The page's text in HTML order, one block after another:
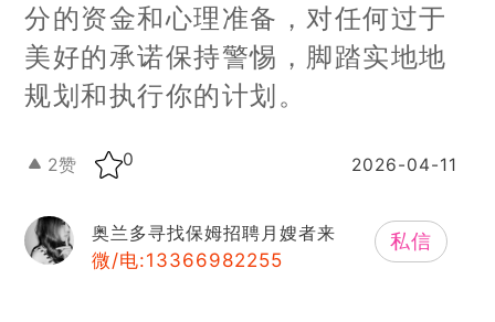
分的资金和心理准备，对任何过于
美好的承诺保持警惕，脚踏实地地
规划和执行你的计划。
2赞 0 2026-04-11
奥兰多寻找保姆招聘月嫂者来
微/电:13366982255
私信